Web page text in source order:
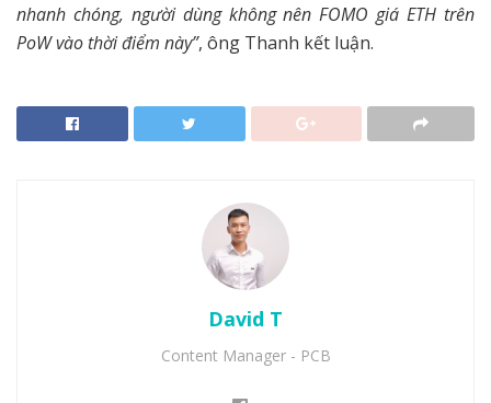
nhanh chóng, người dùng không nên FOMO giá ETH trên
PoW vào thời điểm này”, ông Thanh kết luận.
David T
Content Manager - PCB